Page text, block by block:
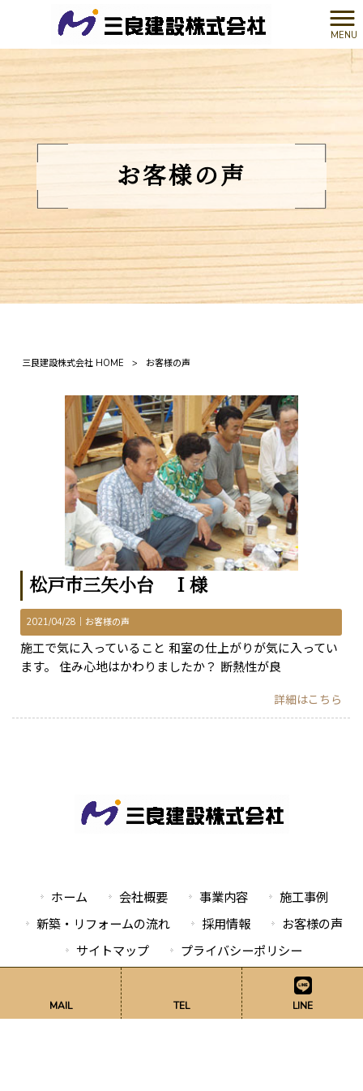
MENU
お客様の声
三良建設株式会社 HOME > お客様の声
松戸市三矢小台 Ｉ様
2021/04/28｜ お客様の声
施工で気に入っていること 和室の仕上がりが気に入ってい
ます。 住み心地はかわりましたか？ 断熱性が良
詳細はこちら
ホーム 会社概要 事業内容
施工事例
新築・リフォームの流れ
採用情報
お客様の声
サイトマップ
プライバシーポリシー
MAIL TEL LINE